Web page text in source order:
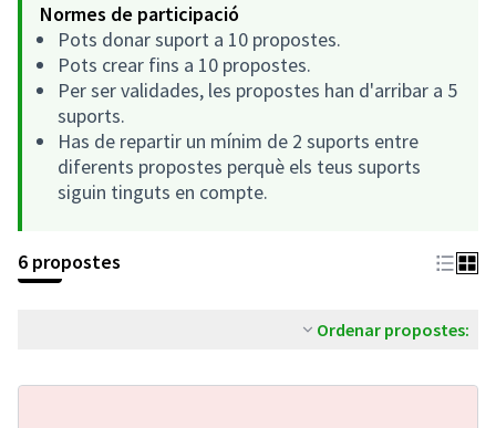
Normes de participació
Pots donar suport a 10 propostes.
Pots crear fins a 10 propostes.
Per ser validades, les propostes han d'arribar a 5
suports.
Has de repartir un mínim de 2 suports entre
diferents propostes perquè els teus suports
siguin tinguts en compte.
6 propostes
Ordenar propostes: